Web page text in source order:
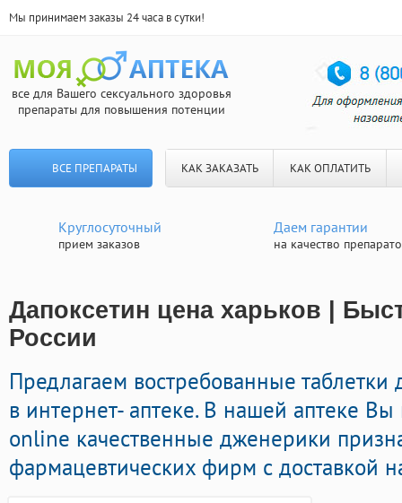
Мы принимаем заказы 24 часа в сутки!
все для Вашего сексуального здоровья
препараты для повышения потенции
ВСЕ ПРЕПАРАТЫ КАК ЗАКАЗАТЬ КАК ОПЛАТИТЬ
Круглосуточный
прием заказов
Даем гарантии
на качество
Дапоксетин цена харьков |
России
Предлагаем востребованные
в интернет- аптеке. В нашей аптеке Вы
online качественные дженерики
фармацевтических фирм с доставкой